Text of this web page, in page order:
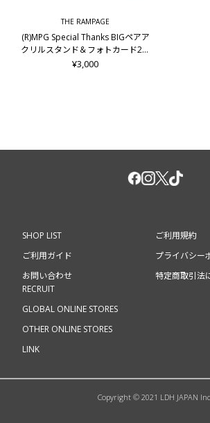
THE RAMPAGE
(R)MPG Special Thanks BIGペアア
クリルスタンド＆フォトカード2枚
セット/LIKIYA&岩谷翔吾
¥3,000
SHOP LIST
ご利用ガイド
お問い合わせ
ご利用規約
プライバシー
特定商取引法
RECRUIT
GLOBAL ONLINE STORES
OTHER ONLINE STORES
LINK
Copyright © 2021 LDH JAPAN